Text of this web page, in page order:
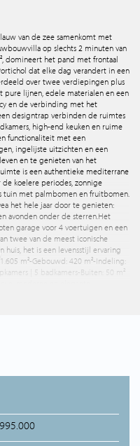
van de zee samenkomt met
op slechts 2 minuten van
domineert het pand met frontaal
dat elke dag verandert in een
over twee verdiepingen plus
lijnen, edele materialen en een
en de verbinding met het
designtrap verbinden de ruimtes
high-end keuken en ruime
functionaliteit met een
ingelijste uitzichten en een
en te genieten van het
is een authentieke mediterrane
de koelere periodes, zonnige
tuin met palmbomen en fruitbomen.
het hele jaar door te genieten:
avonden onder de sterren. Het
garage voor 4 voertuigen en een
twee van de meest iconische
huis, het is een levensstijl ervaring
m² -Gebouwd: 420 m² -Indeling:
| 5 badkamers -Buiten: 50 m²
stap? Plan je privébezoek en
het licht, de stilte en het gevoel